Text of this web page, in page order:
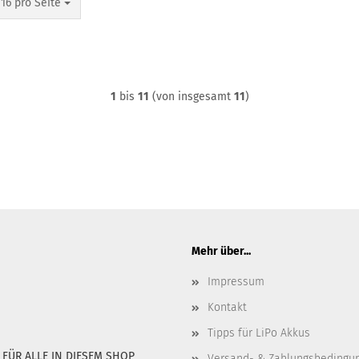
16 pro Seite
1 bis 11 (von insgesamt 11)
FÜR ALLE IN DIESEM SHOP
Mehr über...
Impressum
Kontakt
Tipps für LiPo Akkus